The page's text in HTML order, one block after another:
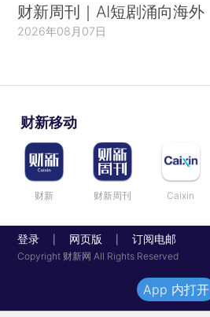
财新周刊｜AI短剧涌向海外
2026年08月07日
财新移动
财新 财新周刊 Caixin
登录 网页版 订阅电邮
Copyright 财新网 All Rights Reserved
App 内打开